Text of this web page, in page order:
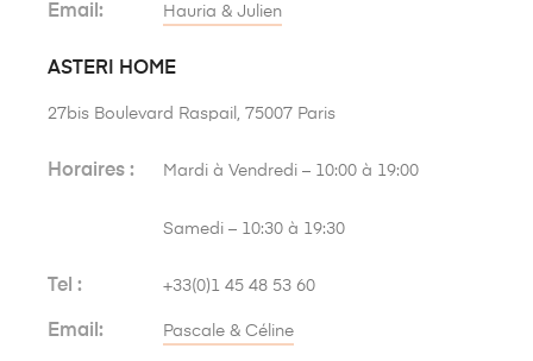
Email: Hauria & Julien
ASTERI HOME
27bis Boulevard Raspail, 75007 Paris
Horaires : Mardi à Vendredi – 10:00 à 19:00
Samedi – 10:30 à 19:30
Tel : +33(0)1 45 48 53 60
Email: Pascale & Céline